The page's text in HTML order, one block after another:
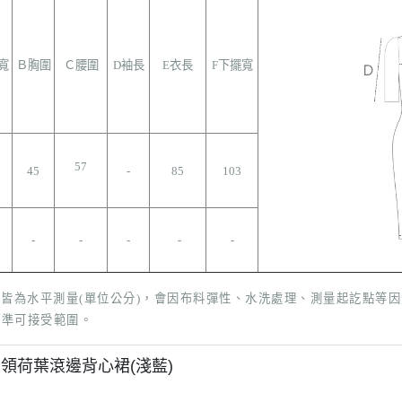
Ｂ胸圍 Ｃ腰圍 D袖長 E衣長 F下擺寬
45 57 - 85 103
- - - - -
為水平測量(單位公分)，會因布料彈性、水洗處理、測量起訖點等
可接受範圍。
荷葉滾邊背心裙(淺藍)